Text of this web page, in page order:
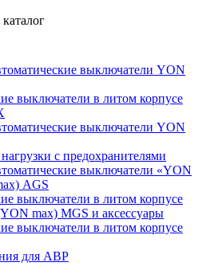
выключатели YON
выключатели в литом корпусе
выключатели YON
с предохранителями
выключатели «YON
AGS
выключатели в литом корпусе
max) MGS и аксессуары
выключатели в литом корпусе
для АВР